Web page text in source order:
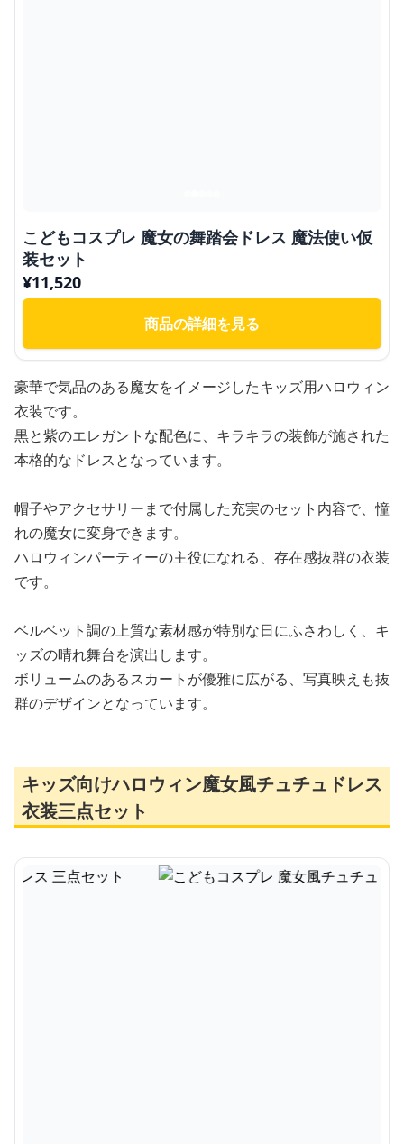
こどもコスプレ 魔女の舞踏会ドレス 魔法使い仮
装セット
¥11,520
商品の詳細を見る
豪華で気品のある魔女をイメージしたキッズ用ハロウィン
衣装です。
黒と紫のエレガントな配色に、キラキラの装飾が施された
本格的なドレスとなっています。
帽子やアクセサリーまで付属した充実のセット内容で、憧
れの魔女に変身できます。
ハロウィンパーティーの主役になれる、存在感抜群の衣装
です。
ベルベット調の上質な素材感が特別な日にふさわしく、キ
ッズの晴れ舞台を演出します。
ボリュームのあるスカートが優雅に広がる、写真映えも抜
群のデザインとなっています。
キッズ向けハロウィン魔女風チュチュドレス
衣装三点セット